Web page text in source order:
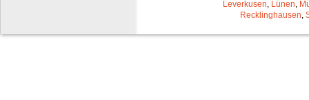
Leverkusen Lünen
Recklinghausen